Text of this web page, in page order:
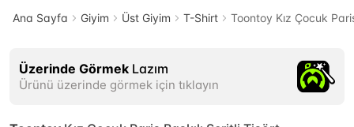
Ana Sayfa Giyim Üst Giyim T-Shirt Toontoy Kız Çocuk
Üzerinde Görmek Lazım
Ürünü üzerinde görmek için tıklayın